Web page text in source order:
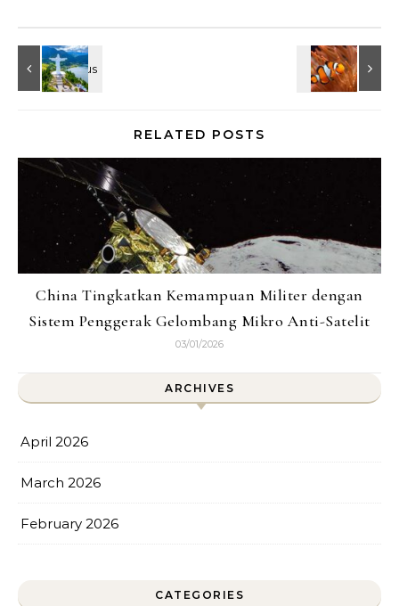
RELATED POSTS
China Tingkatkan Kemampuan Militer dengan
Sistem Penggerak Gelombang Mikro Anti-Satelit
03/01/2026
ARCHIVES
April 2026
March 2026
February 2026
CATEGORIES